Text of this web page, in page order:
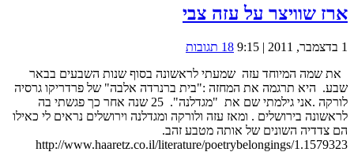
ארז שוויצר על עזה צבי
1 בדצמבר, 2011 | 9:15
18 תגובות
את שמה המיוחד עזה שמעתי לראשונה בסוף שנות השבעים בבאר
שבע. היא תרגמה את המחזה :"בית ברנרדה אלבה" של פרדריקו גרסיה
לורקה .אני גילמתי שם את "מגדלנה". 25 שנה אחר כך פגשתי בה
לראשונה בירושלים . ומאז עזה ולורקה ומגדלנה וירושלים נראים לי כאילו
הם צדדיה השונים של אותה מטבע זהב.
http://www.haaretz.co.il/literature/poetrybelongings/1.1579323